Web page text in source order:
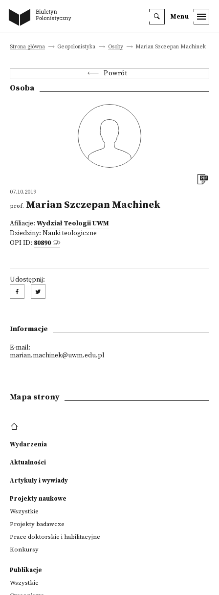
Menu
Strona główna Geopolonistyka Osoby Marian Szczepan Machinek
Powrót
Osoba
07.10.2019
prof. Marian Szczepan Machinek
Afiliacje: Wydział Teologii UWM
Dziedziny: Nauki teologiczne
OPI ID: 80890
Udostępnij:
Informacje
E-mail:
marian.machinek@uwm.edu.pl
Mapa strony
Wydarzenia
Aktualności
Artykuły i wywiady
Projekty naukowe
Wszystkie
Projekty badawcze
Prace doktorskie i habilitacyjne
Konkursy
Publikacje
Wszystkie